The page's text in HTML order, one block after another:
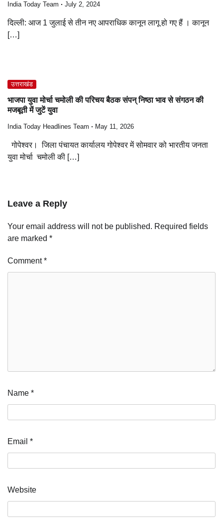
India Today Team July 2, 2024
दिल्ली: आज 1 जुलाई से तीन नए आपराधिक कानून लागू हो गए हैं । कानून
[…]
उत्तराखंड
भाजपा युवा मोर्चा चमोली की परिचय बैठक संपन् निष्ठा भाव से संगठन की
मजबूती में जुटें युवा
India Today Headlines Team May 11, 2026
गोपेश्वर। जिला पंचायत कार्यालय गोपेश्वर में सोमवार को भारतीय जनता
युवा मोर्चा चमोली की […]
Leave a Reply
Your email address will not be published. Required fields
are marked *
Comment*
Name *
Email *
Website